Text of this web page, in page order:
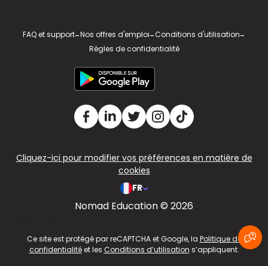
FAQ et support-Nos offres d'emploi-Conditions d'utilisation-
Règles de confidentialité
Cliquez-ici pour modifier vos préférences en matière de
cookies
FR
Nomad Education © 2026
Ce site est protégé par reCAPTCHA et Google, la Politique de
confidentialitéet les Conditions d’utilisation s’appliquent.